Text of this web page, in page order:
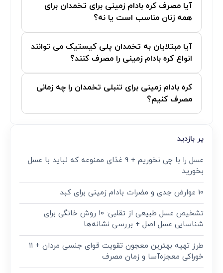
آیا مصرف کره بادام زمینی برای تخمدان برای
همه زنان مناسب است یا نه؟
آیا مبتلایان به تخمدان پلی کیستیک می توانند
انواع کره بادام زمینی را مصرف کنند؟
کره بادام زمینی برای تنبلی تخمدان را چه زمانی
مصرف کنیم؟
پر بازدید
عسل را با چی نخوریم + 9 غذای ممنوعه که نباید با عسل
بخورید
10 عوارض جدی و مضرات بادام زمینی برای کبد
تشخیص عسل طبیعی از تقلبی: ۱۰ روش خانگی برای
شناسایی عسل اصل + بررسی نشانه‌ها
طرز تهیه بهترین معجون تقویت قوای جنسی مردان + ۱۱
خوراکی معجزه‌آسا و زمان مصرف